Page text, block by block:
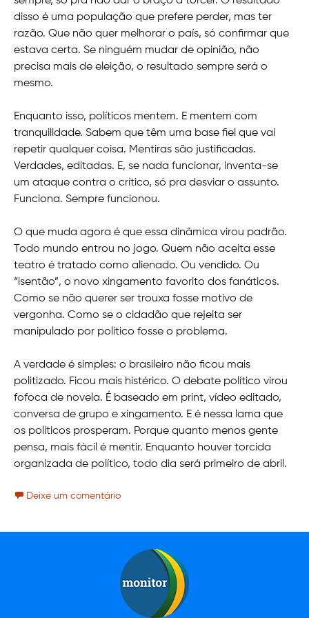
disso é uma população que prefere perder, mas ter
razão. Que não quer melhorar o país, só confirmar que
estava certa. Se ninguém mudar de opinião, não
precisa mais de eleição, o resultado sempre será o
mesmo.
Enquanto isso, políticos mentem. E mentem com
tranquilidade. Sabem que têm uma base fiel que vai
repetir qualquer coisa. Mentiras são justificadas.
Verdades, editadas. E, se nada funcionar, inventa-se
um ataque contra o crítico, só pra desviar o assunto.
Funciona. Sempre funcionou.
O que muda agora é que essa dinâmica virou padrão.
Todo mundo entrou no jogo. Quem não aceita esse
teatro é tratado como alienado. Ou vendido. Ou
“isentão”, o novo xingamento favorito dos fanáticos.
Como se não querer ser trouxa fosse motivo de
vergonha. Como se o cidadão que rejeita ser
manipulado por político fosse o problema.
A verdade é simples: o brasileiro não ficou mais
politizado. Ficou mais histérico. O debate político virou
fofoca de novela. É baseado em print, vídeo editado,
conversa de grupo e xingamento. E é nessa lama que
os políticos prosperam. Porque quanto menos gente
pensa, mais fácil é mentir. Enquanto houver torcida
organizada de político, todo dia será primeiro de abril.
Deixe um comentário